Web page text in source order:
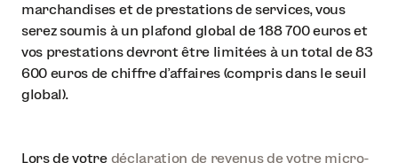
marchandises et de prestations de services, vous
serez soumis à un plafond global de 188 700 euros et
vos prestations devront être limitées à un total de 83
600 euros de chiffre d’affaires (compris dans le seuil
global).
Lors de votre déclaration de revenus de votre micro-